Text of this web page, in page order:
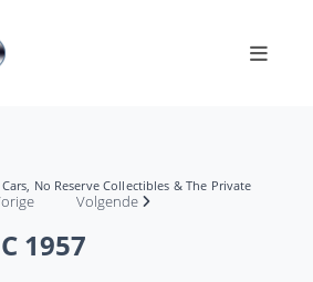
No Reserve Collectibles & The Private
Volgende
1957